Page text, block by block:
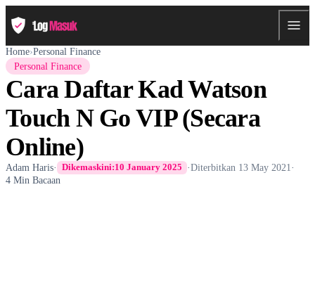
Home›Personal Finance
Personal Finance
Cara Daftar Kad Watson
Touch N Go VIP (Secara
Online)
Adam Haris· Dikemaskini:10 January 2025 ·Diterbitkan 13 May 2021·
4 Min Bacaan